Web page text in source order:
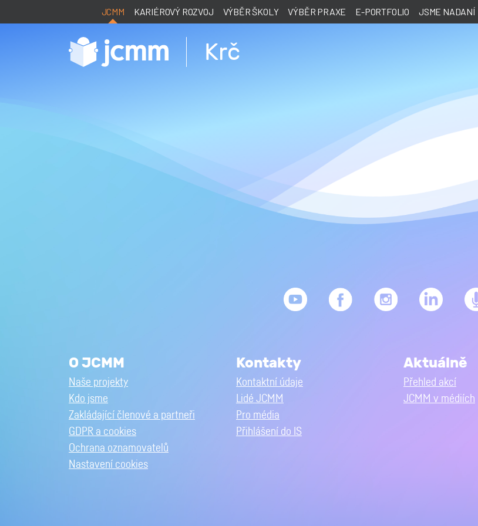
JCMM KARIÉROVÝ ROZVOJ VÝBĚR ŠKOLY VÝBĚR PRAXE E-PORTFOLIO JSME NADANÍ
Krč
O JCMM
Naše projekty
Kdo jsme
Zakládající členové a partneři
GDPR a cookies
Ochrana oznamovatelů
Nastavení cookies
Kontakty
Kontaktní údaje
Lidé JCMM
Pro média
Přihlášení do IS
Aktuálně
Přehled akcí
JCMM v médiích